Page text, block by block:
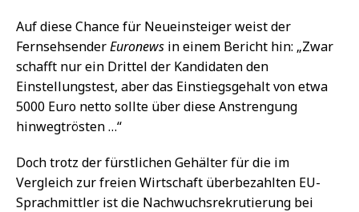
Auf diese Chance für Neueinsteiger weist der
FernsehsenderEuronews in einem Bericht hin: „Zwar
schafft nur ein Drittel der Kandidaten den
Einstellungstest, aber das Einstiegsgehalt von etwa
5000 Euro netto sollte über diese Anstrengung
hinwegtrösten …“
Doch trotz der fürstlichen Gehälter für die im
Vergleich zur freien Wirtschaft überbezahlten EU-
Sprachmittler ist die Nachwuchsrekrutierung bei